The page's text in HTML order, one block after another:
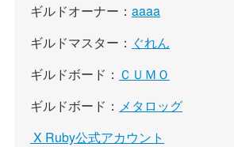
ギルドオーナー： aaaa
ギルドマスター： ぐれん
ギルドボード： ＣＵＭＯ
ギルドボード： メタロッグ
X Ruby公式アカウント